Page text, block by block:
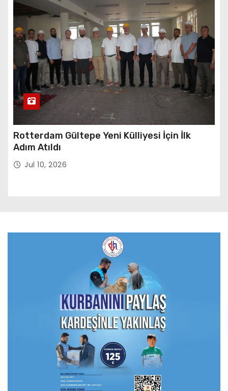
Rotterdam Gültepe Yeni Külliyesi İçin İlk
Adım Atıldı
Jul 10, 2026